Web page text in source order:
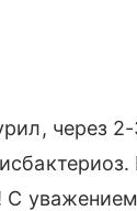
через
С